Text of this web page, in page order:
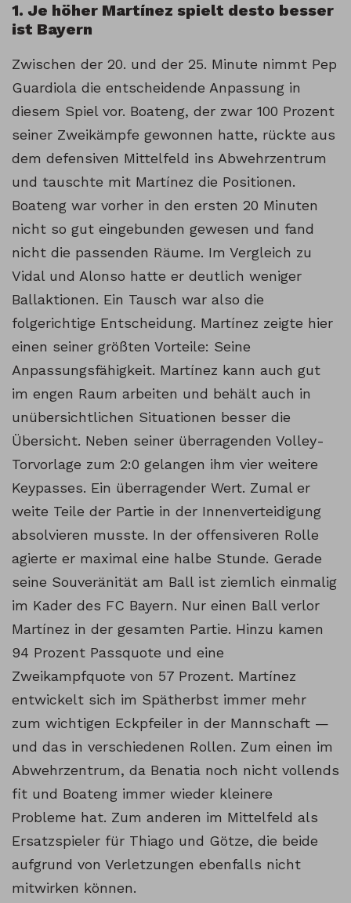
1. Je höher Martínez spielt desto besser
ist Bayern
Zwischen der 20. und der 25. Minute nimmt Pep
Guardiola die entscheidende Anpassung in
diesem Spiel vor. Boateng, der zwar 100 Prozent
seiner Zweikämpfe gewonnen hatte, rückte aus
dem defensiven Mittelfeld ins Abwehrzentrum
und tauschte mit Martínez die Positionen.
Boateng war vorher in den ersten 20 Minuten
nicht so gut eingebunden gewesen und fand
nicht die passenden Räume. Im Vergleich zu
Vidal und Alonso hatte er deutlich weniger
Ballaktionen. Ein Tausch war also die
folgerichtige Entscheidung. Martínez zeigte hier
einen seiner größten Vorteile: Seine
Anpassungsfähigkeit. Martínez kann auch gut
im engen Raum arbeiten und behält auch in
unübersichtlichen Situationen besser die
Übersicht. Neben seiner überragenden Volley-
Torvorlage zum 2:0 gelangen ihm vier weitere
Keypasses. Ein überragender Wert. Zumal er
weite Teile der Partie in der Innenverteidigung
absolvieren musste. In der offensiveren Rolle
agierte er maximal eine halbe Stunde. Gerade
seine Souveränität am Ball ist ziemlich einmalig
im Kader des FC Bayern. Nur einen Ball verlor
Martínez in der gesamten Partie. Hinzu kamen
94 Prozent Passquote und eine
Zweikampfquote von 57 Prozent. Martínez
entwickelt sich im Spätherbst immer mehr
zum wichtigen Eckpfeiler in der Mannschaft —
und das in verschiedenen Rollen. Zum einen im
Abwehrzentrum, da Benatia noch nicht vollends
fit und Boateng immer wieder kleinere
Probleme hat. Zum anderen im Mittelfeld als
Ersatzspieler für Thiago und Götze, die beide
aufgrund von Verletzungen ebenfalls nicht
mitwirken können.